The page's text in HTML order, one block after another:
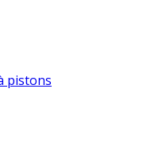
pistons